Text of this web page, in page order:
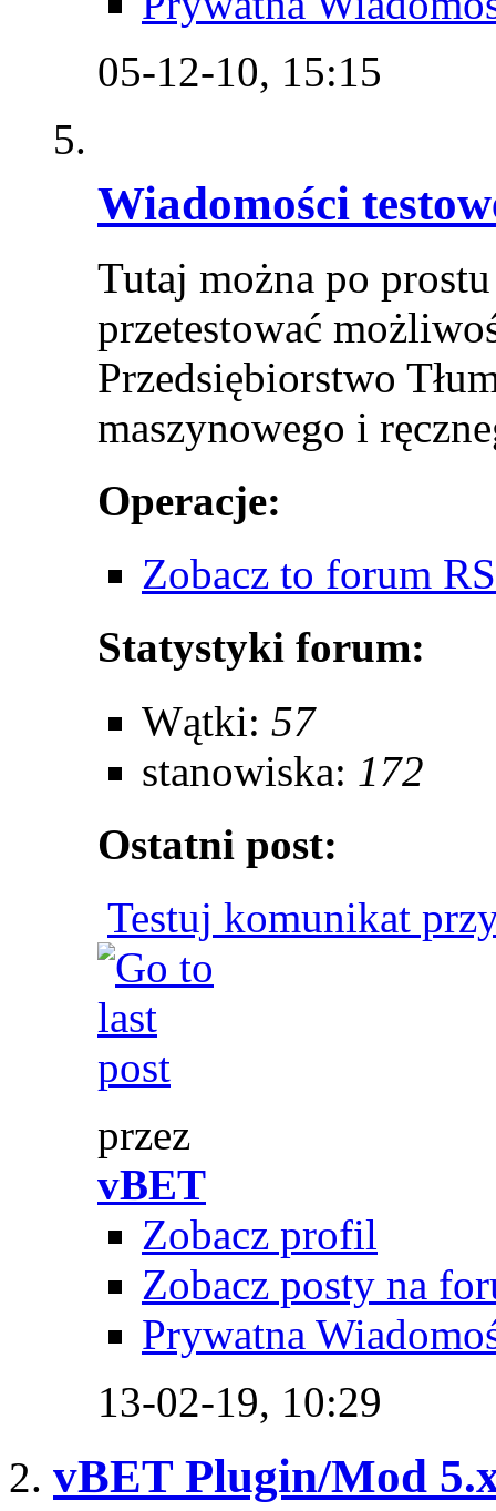
05-12-10, 15:15
Wiadomości
Tutaj można po
przetestować
Przedsiębiorstwo
maszynowego i
Operacje:
Zobacz to forum
Statystyki forum:
Wątki: 57
stanowiska: 172
Ostatni post:
Testuj komunikat
przez
vBET
Zobacz profil
Zobacz posty na
Prywatna
13-02-19, 10:29
vBET Plugin/Mod